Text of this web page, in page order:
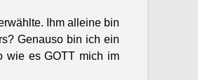
Ihm alleine bin
Genau­so bin ich ein
wie es GOTT mich im